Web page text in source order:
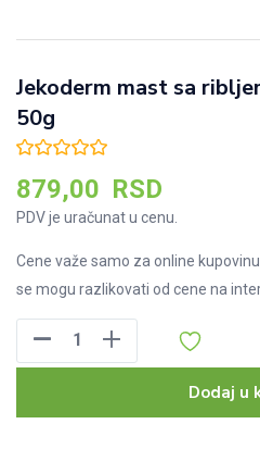
Jekoderm mast sa
50g
879,00 RSD
PDV je uračunat u cenu.
Cene važe samo za online
se mogu razlikovati od cene na
Jekoderm
mast
ribljem
Dodaj u